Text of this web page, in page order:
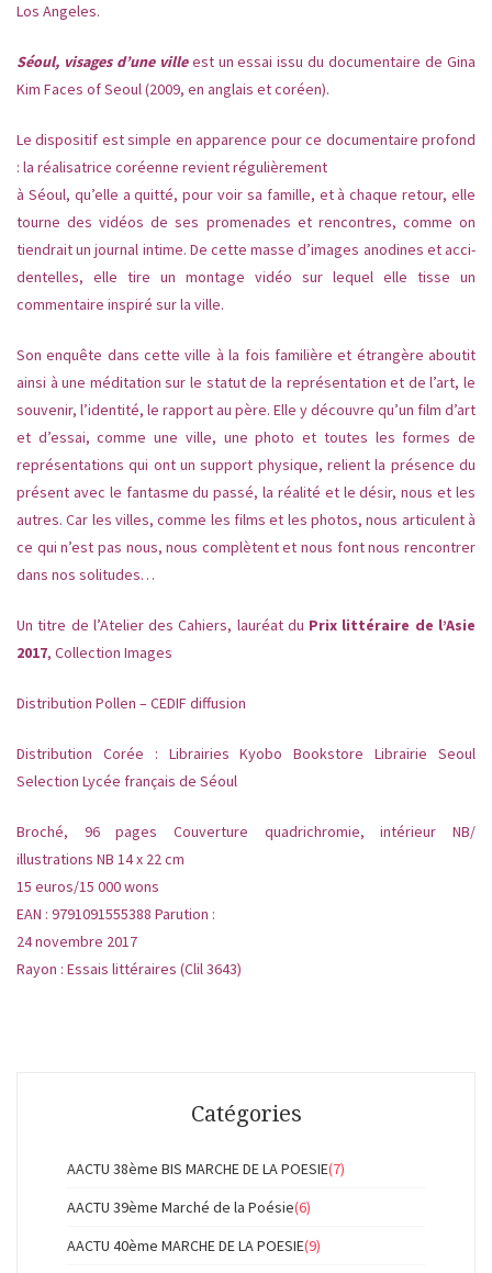
Los Angeles.
Séoul, visages d’une villeest un essai issu du documentaire de Gina
Kim Faces of Seoul (2009, en anglais et coréen).
Le dispositif est simple en apparence pour ce documentaire profond
: la réalisatrice coréenne revient régulièrement
à Séoul, qu’elle a quitté, pour voir sa famille, et à chaque retour, elle
tourne des vidéos de ses promenades et rencontres, comme on
tiendrait un journal intime. De cette masse d’images anodines et acci-
dentelles, elle tire un montage vidéo sur lequel elle tisse un
commentaire inspiré sur la ville.
Son enquête dans cette ville à la fois familière et étrangère aboutit
ainsi à une méditation sur le statut de la représentation et de l’art, le
souvenir, l’identité, le rapport au père. Elle y découvre qu’un film d’art
et d’essai, comme une ville, une photo et toutes les formes de
représentations qui ont un support physique, relient la présence du
présent avec le fantasme du passé, la réalité et le désir, nous et les
autres. Car les villes, comme les films et les photos, nous articulent à
ce qui n’est pas nous, nous complètent et nous font nous rencontrer
dans nos solitudes…
Un titre de l’Atelier des Cahiers, lauréat du Prix littéraire de l’Asie
2017, Collection Images
Distribution Pollen – CEDIF diffusion
Distribution Corée : Librairies Kyobo Bookstore Librairie Seoul
Selection Lycée français de Séoul
Broché, 96 pages Couverture quadrichromie, intérieur NB/
illustrations NB 14 x 22 cm
15 euros/15 000 wons
EAN : 9791091555388 Parution :
24 novembre 2017
Rayon : Essais littéraires (Clil 3643)
Catégories
AACTU 38ème BIS MARCHE DE LA POESIE(7)
AACTU 39ème Marché de la Poésie(6)
AACTU 40ème MARCHE DE LA POESIE(9)